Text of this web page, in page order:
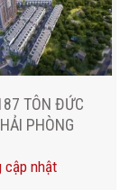
PHÒNG
cập nhật